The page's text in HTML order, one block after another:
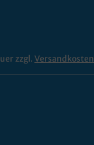
zzgl. Versandkosten